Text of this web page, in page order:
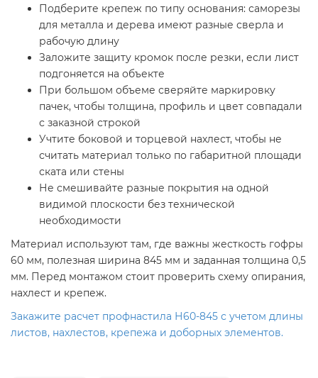
Подберите крепеж по типу основания: саморезы
для металла и дерева имеют разные сверла и
рабочую длину
Заложите защиту кромок после резки, если лист
подгоняется на объекте
При большом объеме сверяйте маркировку
пачек, чтобы толщина, профиль и цвет совпадали
с заказной строкой
Учтите боковой и торцевой нахлест, чтобы не
считать материал только по габаритной площади
ската или стены
Не смешивайте разные покрытия на одной
видимой плоскости без технической
необходимости
Материал используют там, где важны жесткость гофры
60 мм, полезная ширина 845 мм и заданная толщина 0,5
мм. Перед монтажом стоит проверить схему опирания,
нахлест и крепеж.
Закажите расчет профнастила Н60-845 с учетом длины
листов, нахлестов, крепежа и доборных элементов.